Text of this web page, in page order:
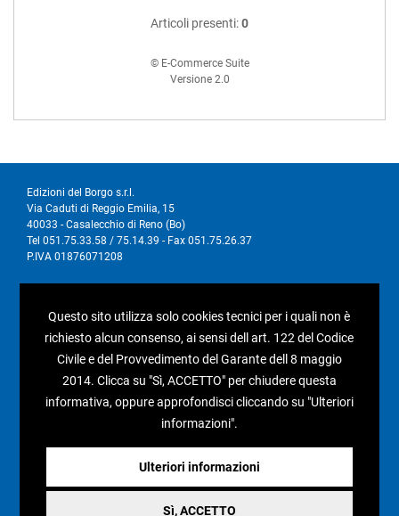
Articoli presenti:0
© E-Commerce Suite
Versione 2.0
Edizioni del Borgo s.r.l.
Via Caduti di Reggio Emilia, 15
40033 - Casalecchio di Reno (Bo)
Tel 051.75.33.58 / 75.14.39 - Fax 051.75.26.37
P.IVA 01876071208
Condizioni generali di vendita
Questo sito utilizza solo cookies tecnici per i quali non è
richiesto alcun consenso, ai sensi dell art. 122 del Codice
Civile e del Provvedimento del Garante dell 8 maggio
2014. Clicca su "Sì, ACCETTO" per chiudere questa
informativa, oppure approfondisci cliccando su "Ulteriori
informazioni".
Ulteriori informazioni
Sì, ACCETTO